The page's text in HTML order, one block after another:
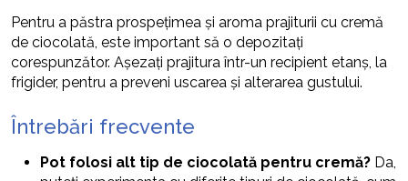
Pentru a păstra prospețimea și aroma prajiturii cu cremă
de ciocolată, este important să o depozitați
corespunzător. Așezați prajitura într-un recipient etanș, la
frigider, pentru a preveni uscarea și alterarea gustului.
Întrebări frecvente
Pot folosi alt tip de ciocolată pentru cremă? Da,